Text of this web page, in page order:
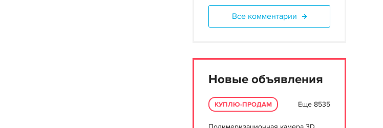
Все комментарии
Новые объявления
КУПЛЮ-ПРОДАМ Еще 8535